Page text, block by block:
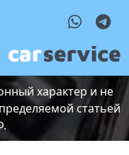
характер и не
статьей